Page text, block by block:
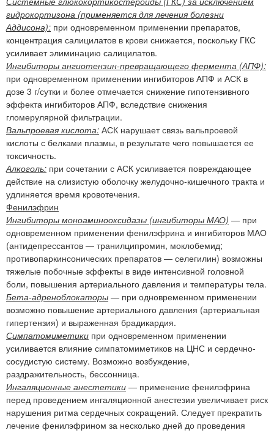
гидрокортизона (применяется для лечения болезни
Аддисона): при одновременном применении препаратов,
концентрация салицилатов в крови снижается, поскольку ГКС
усиливает элиминацию салицилатов.
Ингибиторы ангиотензин-превращающего фермента (АПФ):
при одновременном применении ингибиторов АПФ и АСК в
дозе 3 г/сутки и более отмечается снижение гипотензивного
эффекта ингибиторов АПФ, вследствие снижения
гломерулярной фильтрации.
Вальпроевая кислота: АСК нарушает связь вальпроевой
кислоты с белками плазмы, в результате чего повышается ее
токсичность.
Алкоголь: при сочетании с АСК усиливается повреждающее
действие на слизистую оболочку желудочно-кишечного тракта и
удлиняется время кровотечения.
Фенилэфрин
Ингибиторы моноаминооксидазы (ингибиторы МАО) — при
одновременном применении фенилэфрина и ингибиторов МАО
(антидепрессантов — транилципромин, моклобемид;
противопаркинсонических препаратов — селегилин) возможны
тяжелые побочные эффекты в виде интенсивной головной
боли, повышения артериального давления и температуры тела.
Бета-адреноблокаторы — при одновременном применении
возможно повышение артериального давления (артериальная
гипертензия) и выраженная брадикардия.
Симпатомиметики при одновременном применении
усиливается влияние симпатомиметиков на ЦНС и сердечно-
сосудистую систему. Возможно возбуждение,
раздражительность, бессонница.
Ингаляционные анестетики — применение фенилэфрина
перед проведением ингаляционной анестезии увеличивает риск
нарушения ритма сердечных сокращений. Следует прекратить
лечение фенилэфрином за несколько дней до проведения